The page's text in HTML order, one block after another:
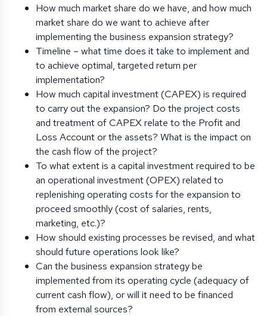
How much market share do we have, and how much
market share do we want to achieve after
implementing the business expansion strategy?
Timeline – what time does it take to implement and
to achieve optimal, targeted return per
implementation?
How much capital investment (CAPEX) is required
to carry out the expansion? Do the project costs
and treatment of CAPEX relate to the Profit and
Loss Account or the assets? What is the impact on
the cash flow of the project?
To what extent is a capital investment required to be
an operational investment (OPEX) related to
replenishing operating costs for the expansion to
proceed smoothly (cost of salaries, rents,
marketing, etc.)?
How should existing processes be revised, and what
should future operations look like?
Can the business expansion strategy be
implemented from its operating cycle (adequacy of
current cash flow), or will it need to be financed
from external sources?